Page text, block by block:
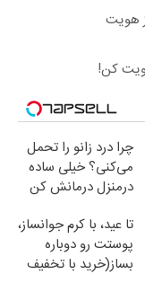
چرا درد زانو را تحمل
می‌کنی؟ خیلی ساده
درمنزل درمانش کن
تا عید، با کرم جوانساز،
پوستت رو دوباره
بساز(خرید با تخفیف